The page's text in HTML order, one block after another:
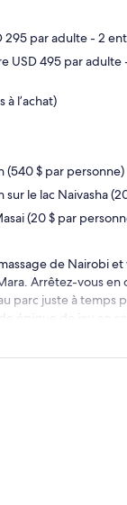
par adulte - 2
495 par adulte
à l’achat)
(540 $ par personne)
le lac Naivasha
(20 $ par
de Nairobi
Arrêtez-vous
parc juste à temps
épique de jeu en
célèbre Maasai
guépards,